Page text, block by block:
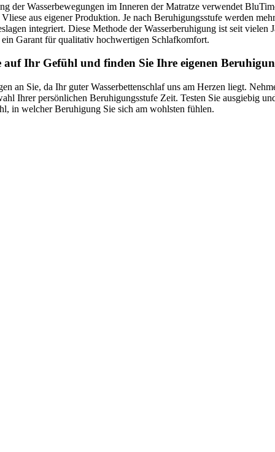
der Wasserbewegungen im Inneren der Matratze verwendet
aus eigener Produktion. Je nach Beruhigungsstufe werden
integriert. Diese Methode der Wasserberuhigung ist seit vielen
ein Garant für qualitativ hochwertigen Schlafkomfort.
auf Ihr Gefühl und finden Sie Ihre eigenen
an Sie, da Ihr guter Wasserbettenschlaf uns am Herzen liegt.
Ihrer persönlichen Beruhigungsstufe Zeit. Testen Sie ausgiebig
in welcher Beruhigung Sie sich am wohlsten fühlen.